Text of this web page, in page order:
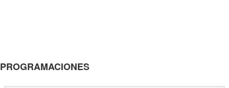
PROGRAMACIONES